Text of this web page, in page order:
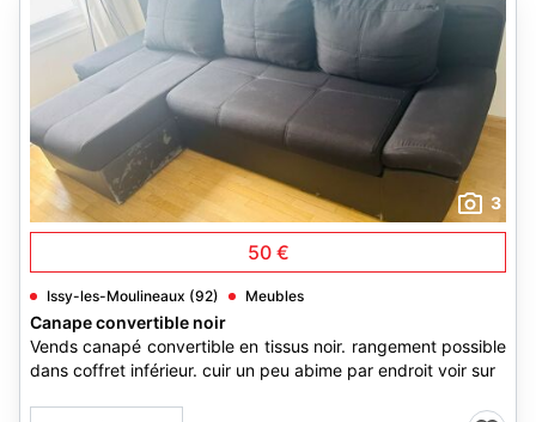
3
50 €
Issy-les-Moulineaux (92) Meubles
Canape convertible noir
Vends canapé convertible en tissus noir. rangement possible
dans coffret inférieur. cuir un peu abime par endroit voir sur